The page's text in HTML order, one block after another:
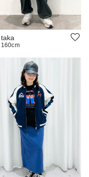
taka
160cm